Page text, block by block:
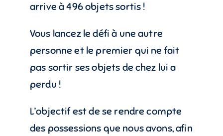
arrive à 496 objets sortis !
Vous lancez le défi à une autre
personne et le premier qui ne fait
pas sortir ses objets de chez lui a
perdu !
L’objectif est de se rendre compte
des possessions que nous avons, afin